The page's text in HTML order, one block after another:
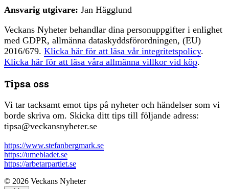
Ansvarig utgivare: Jan Hägglund
Veckans Nyheter behandlar dina personuppgifter i enlighet
med GDPR, allmänna dataskyddsförordningen, (EU)
2016/679. Klicka här för att läsa vår integritetspolicy.
Klicka här för att läsa våra allmänna villkor vid köp.
Tipsa oss
Vi tar tacksamt emot tips på nyheter och händelser som vi
borde skriva om. Skicka ditt tips till följande adress:
tipsa@veckansnyheter.se
https://www.stefanbergmark.se
https://umebladet.se
https://arbetarpartiet.se
© 2026 Veckans Nyheter